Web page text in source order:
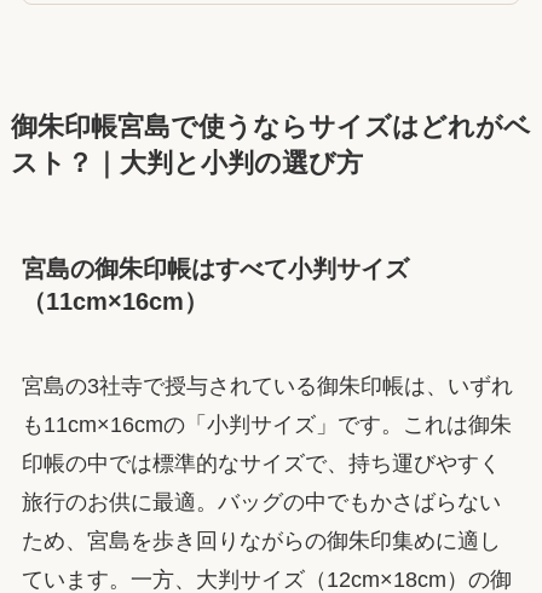
御朱印帳宮島で使うならサイズはどれがベ
スト？｜大判と小判の選び方
宮島の御朱印帳はすべて小判サイズ
（11cm×16cm）
宮島の3社寺で授与されている御朱印帳は、いずれ
も11cm×16cmの「小判サイズ」です。これは御朱
印帳の中では標準的なサイズで、持ち運びやすく
旅行のお供に最適。バッグの中でもかさばらない
ため、宮島を歩き回りながらの御朱印集めに適し
ています。一方、大判サイズ（12cm×18cm）の御